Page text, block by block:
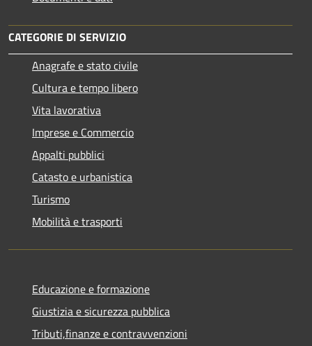
CATEGORIE DI SERVIZIO
Anagrafe e stato civile
Cultura e tempo libero
Vita lavorativa
Imprese e Commercio
Appalti pubblici
Catasto e urbanistica
Turismo
Mobilità e trasporti
Educazione e formazione
Giustizia e sicurezza pubblica
Tributi,finanze e contravvenzioni